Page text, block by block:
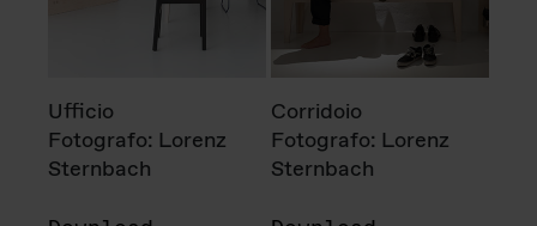
Ufficio
Fotografo: Lorenz
Sternbach
Corridoio
Fotografo: Lorenz
Sternbach